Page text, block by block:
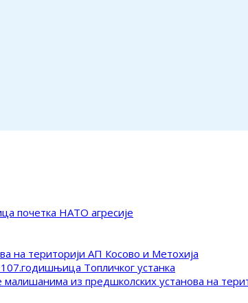
почетка НАТО агресије
на територији АП Косово и Метохија
Топличког устанка
из предшколских установа на